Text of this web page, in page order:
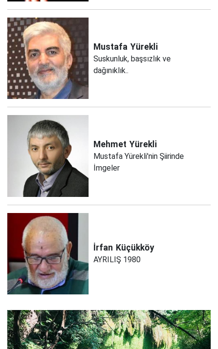
Mustafa Yürekli
Suskunluk, başsızlık ve
dağınıklık..
Mehmet Yürekli
Mustafa Yürekli'nin Şiirinde
İmgeler
İrfan Küçükköy
AYRILIŞ 1980